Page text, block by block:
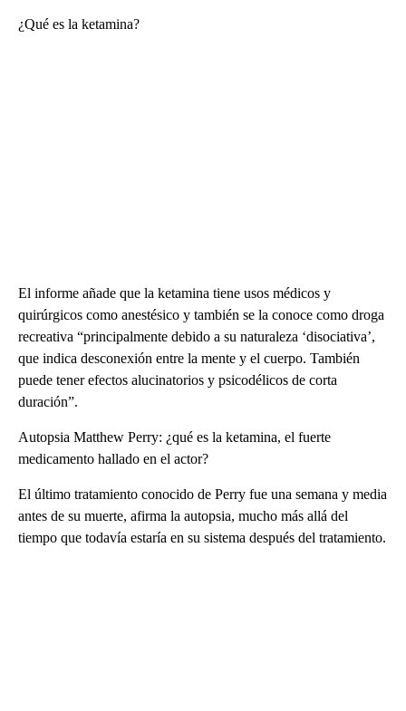
¿Qué es la ketamina?
El informe añade que la ketamina tiene usos médicos y
quirúrgicos como anestésico y también se la conoce como droga
recreativa “principalmente debido a su naturaleza ‘disociativa’,
que indica desconexión entre la mente y el cuerpo. También
puede tener efectos alucinatorios y psicodélicos de corta
duración”.
Autopsia Matthew Perry: ¿qué es la ketamina, el fuerte
medicamento hallado en el actor?
El último tratamiento conocido de Perry fue una semana y media
antes de su muerte, afirma la autopsia, mucho más allá del
tiempo que todavía estaría en su sistema después del tratamiento.